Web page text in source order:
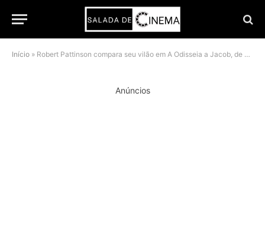
Início » Robert Pattinson compara seu vilão em A Odisseia a Jacob, de Crepúsculo
Anúncios